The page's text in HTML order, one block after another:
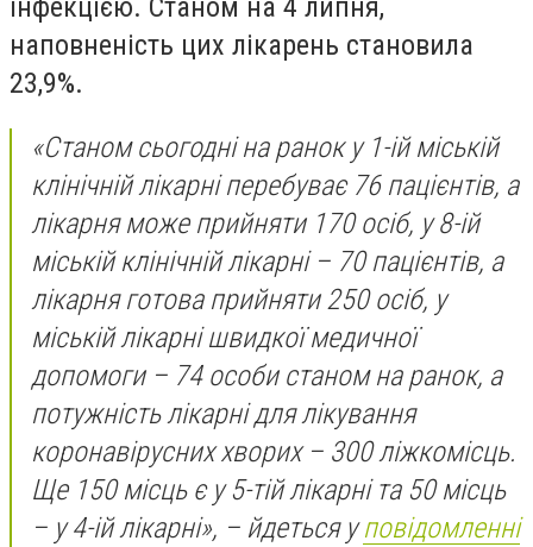
інфекцією. Станом на 4 липня,
наповненість цих лікарень становила
23,9%.
«Станом сьогодні на ранок у 1-ій міській
клінічній лікарні перебуває 76 пацієнтів, а
лікарня може прийняти 170 осіб, у 8-ій
міській клінічній лікарні – 70 пацієнтів, а
лікарня готова прийняти 250 осіб, у
міській лікарні швидкої медичної
допомоги – 74 особи станом на ранок, а
потужність лікарні для лікування
коронавірусних хворих – 300 ліжкомісць.
Ще 150 місць є у 5-тій лікарні та 50 місць
– у 4-ій лікарні», – йдеться уповідомленні